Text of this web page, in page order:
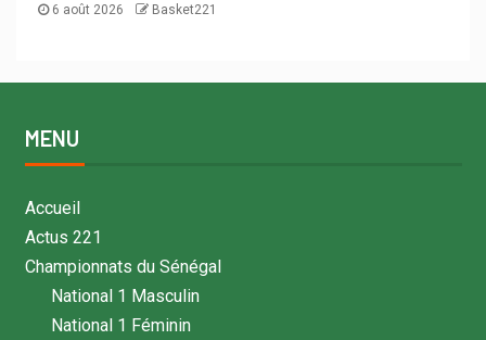
6 août 2026 Basket221
MENU
Accueil
Actus 221
Championnats du Sénégal
National 1 Masculin
National 1 Féminin